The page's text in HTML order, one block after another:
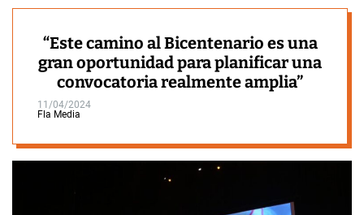
“Este camino al Bicentenario es una
gran oportunidad para planificar una
convocatoria realmente amplia”
11/04/2024
Fla Media